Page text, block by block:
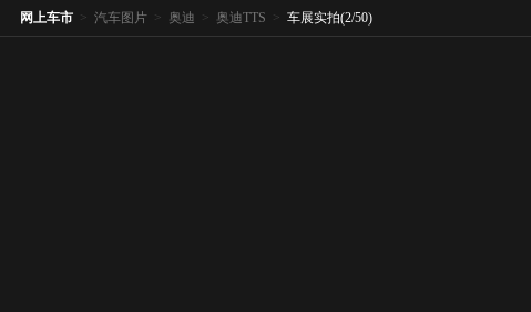
网上车市 > 汽车图片 > 奥迪 > 奥迪TTS > 车展实拍(2/50)